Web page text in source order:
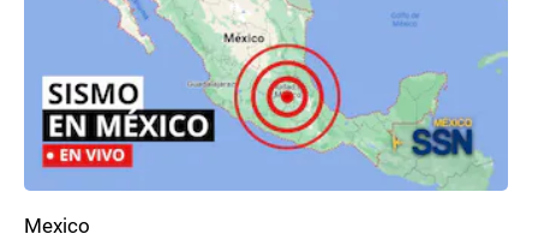
Mexico